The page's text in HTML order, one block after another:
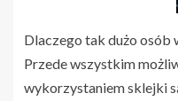
Dlaczego tak dużo osób
Przede wszystkim
wykorzystaniem sklejki